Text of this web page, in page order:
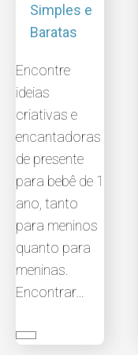
Simples e
Baratas
Encontre
ideias
criativas e
encantadoras
de presente
para bebê de 1
ano, tanto
para meninos
quanto para
meninas.
Encontrar…